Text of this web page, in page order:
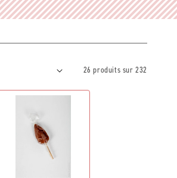
26 produits sur 232